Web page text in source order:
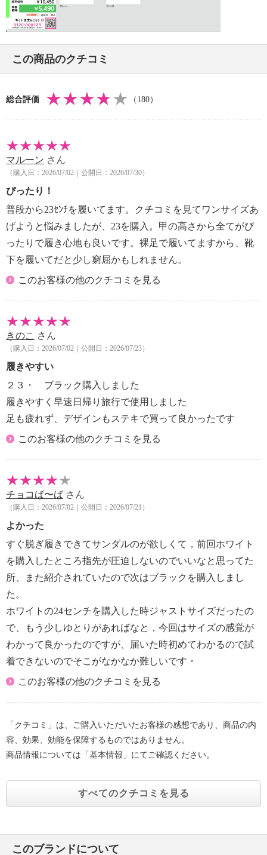
【原産国（地）】
・中国製
Video
この商品のクチコミ
総合評価 （180）
マルーン さん
（購入日：2026/07/02｜公開日：2026/07/30）
ぴったり！
普段から23ｾﾝﾁを履いてます。クチコミを見てワンサイズあ
げようと悩みましたが、23を購入。甲の高さから全てがぴ
ったりで履き心地も良いです。裸足で履いてますから、靴
下を履いてだと少し窮屈かもしれません。
このお客様の他のクチコミを見る
きのこ さん
（購入日：2026/07/02｜公開日：2026/07/23）
履きやすい
２３・ ブラック購入しました
履きやすく早速日帰り旅行で使用しました
足も疲れず、デザインもステキで買って良かったです
このお客様の他のクチコミを見る
チョコば〜ば さん
（購入日：2026/07/02｜公開日：2026/07/21）
よかった
すぐ脱ぎ履きできてサンダルのが欲しくて，前回ホワイト
を購入したところ指先が圧迫しないのでいいなと思ってた
所、また紹介されていたので次はブラックを購入しまし
た。
ホワイトの24センチを購入した時ジャストサイズだったの
で、もう少しゆとりがあればなと，今回はサイズの感覚が
わかって良かったのですが、届いた時初めてわかるので試
着できないのでそこがなかなか難しいです・
このお客様の他のクチコミを見る
「クチコミ」は、ご購入いただいたお客様の感想であり、商品の内
容、効果、効能を保障するものではありません。
商品情報については「基本情報」にてご確認ください。
すべてのクチコミを見る
このブランドについて